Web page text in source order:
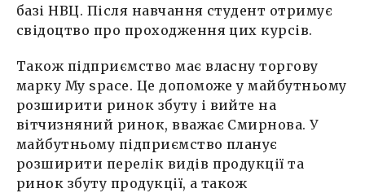
базі НВЦ. Після навчання студент отримує
свідоцтво про проходження цих курсів.
Також підприємство має власну торгову
марку My space. Це допоможе у майбутньому
розширити ринок збуту і вийте на
вітчизняний ринок, вважає Смирнова. У
майбутньому підприємство планує
розширити перелік видів продукції та
ринок збуту продукції, а також